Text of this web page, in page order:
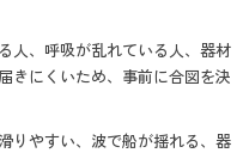
人、呼吸が乱れている人、器材
きにくいため、事前に合図を決
りやすい、波で船が揺れる、器